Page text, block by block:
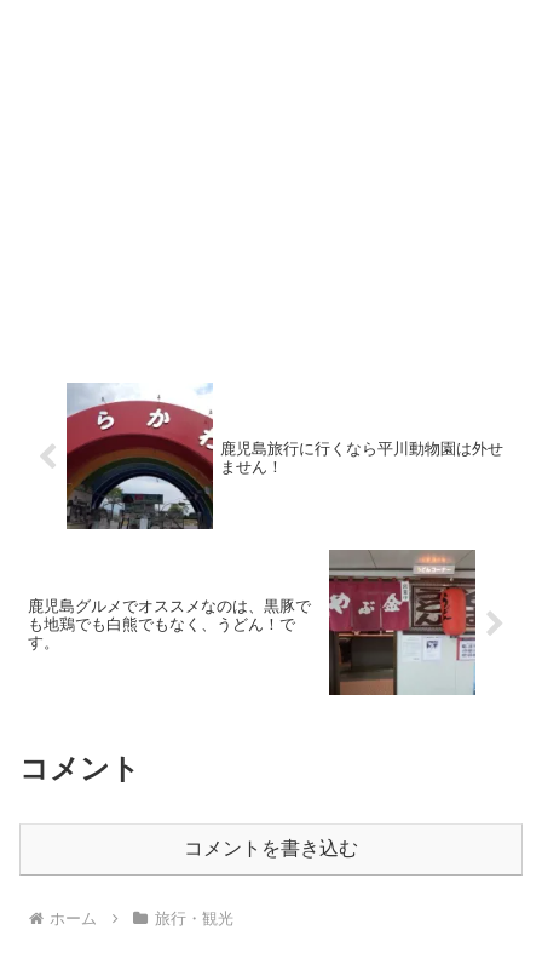
鹿児島旅行に行くなら平川動物園は外せ
ません！
鹿児島グルメでオススメなのは、黒豚で
も地鶏でも白熊でもなく、うどん！で
す。
コメント
コメントを書き込む
ホーム 旅行・観光